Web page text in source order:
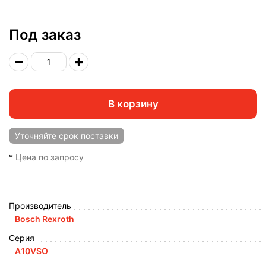
Под заказ
В корзину
Уточняйте срок поставки
* Цена по запросу
Производитель
Bosch Rexroth
Серия
A10VSO